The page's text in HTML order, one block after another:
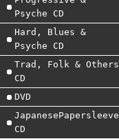
Psyche CD
Hard, Blues &
Psyche CD
Trad, Folk & Others
CD
DVD
JapanesePapersleeve
CD